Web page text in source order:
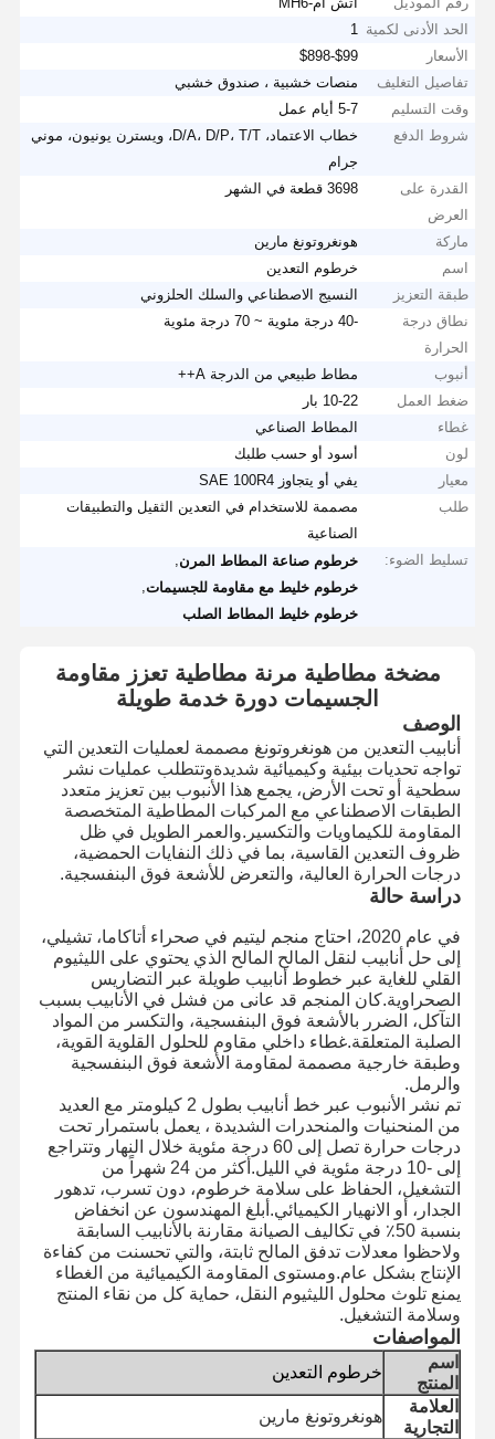
الحد الأدنى لكمية
1
الأسعار
$99-$898
تفاصيل التغليف
منصات خشبية ، صندوق خشبي
وقت التسليم
5-7 أيام عمل
شروط الدفع
خطاب الاعتماد، D/A، D/P، T/T، ويسترن يونيون، موني
جرام
القدرة على
العرض
3698 قطعة في الشهر
ماركة
هونغروتونغ مارين
اسم
خرطوم التعدين
طبقة التعزيز
النسيج الاصطناعي والسلك الحلزوني
نطاق درجة
الحرارة
-40 درجة مئوية ~ 70 درجة مئوية
أنبوب
مطاط طبيعي من الدرجة A++
ضغط العمل
10-22 بار
غطاء
المطاط الصناعي
لون
أسود أو حسب طلبك
معيار
يفي أو يتجاوز SAE 100R4
طلب
مصممة للاستخدام في التعدين الثقيل والتطبيقات
الصناعية
تسليط الضوء:
خرطوم صناعة المطاط المرن
خرطوم خليط مع مقاومة للجسيمات
خرطوم خليط المطاط الصلب
مضخة مطاطية مرنة مطاطية تعزز مقاومة
الجسيمات دورة خدمة طويلة
الوصف
أنابيب التعدين من هونغروتونغ مصممة لعمليات التعدين التي
تواجه تحديات بيئية وكيميائية شديدةوتتطلب عمليات نشر
سطحية أو تحت الأرض، يجمع هذا الأنبوب بين تعزيز متعدد
الطبقات الاصطناعي مع المركبات المطاطية المتخصصة
المقاومة للكيماويات والتكسير.والعمر الطويل في ظل
ظروف التعدين القاسية، بما في ذلك النفايات الحمضية،
درجات الحرارة العالية، والتعرض للأشعة فوق البنفسجية.
دراسة حالة
في عام 2020، احتاج منجم ليتيم في صحراء أتاكاما، تشيلي،
إلى حل أنابيب لنقل المالح المالح الذي يحتوي على الليثيوم
القلي للغاية عبر خطوط أنابيب طويلة عبر التضاريس
الصحراوية.كان المنجم قد عانى من فشل في الأنابيب بسبب
التآكل، الضرر بالأشعة فوق البنفسجية، والتكسر من المواد
الصلبة المتعلقة.غطاء داخلي مقاوم للحلول القلوية القوية،
وطبقة خارجية مصممة لمقاومة الأشعة فوق البنفسجية
والرمل.
تم نشر الأنبوب عبر خط أنابيب بطول 2 كيلومتر مع العديد
من المنحنيات والمنحدرات الشديدة ، يعمل باستمرار تحت
درجات حرارة تصل إلى 60 درجة مئوية خلال النهار وتتراجع
إلى -10 درجة مئوية في الليل.أكثر من 24 شهراً من
التشغيل، الحفاظ على سلامة خرطوم، دون تسرب، تدهور
الجدار، أو الانهيار الكيميائي.أبلغ المهندسون عن انخفاض
بنسبة 50٪ في تكاليف الصيانة مقارنة بالأنابيب السابقة
ولاحظوا معدلات تدفق المالح ثابتة، والتي تحسنت من كفاءة
الإنتاج بشكل عام.ومستوى المقاومة الكيميائية من الغطاء
يمنع تلوث محلول الليثيوم النقل، حماية كل من نقاء المنتج
وسلامة التشغيل.
المواصفات
اسم
المنتج
خرطوم التعدين
العلامة
التجارية
هونغروتونغ مارين